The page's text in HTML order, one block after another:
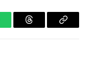
Threads Copiar